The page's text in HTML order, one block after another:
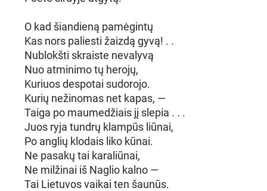
O kad šiandieną pamėgintų
Kas nors paliesti žaizdą gyvą! . .
Nublokšti skraiste nevalyvą
Nuo atminimo tų herojų,
Kuriuos despotai sudorojo.
Kurių nežinomas net kapas, —
Taiga po maumedžiais jį slepia . . .
Juos ryja tundrų klampūs liūnai,
Po anglių klodais liko kūnai.
Ne pasakų tai karaliūnai,
Ne milžinai iš Naglio kalno —
Tai Lietuvos vaikai ten šaunūs.